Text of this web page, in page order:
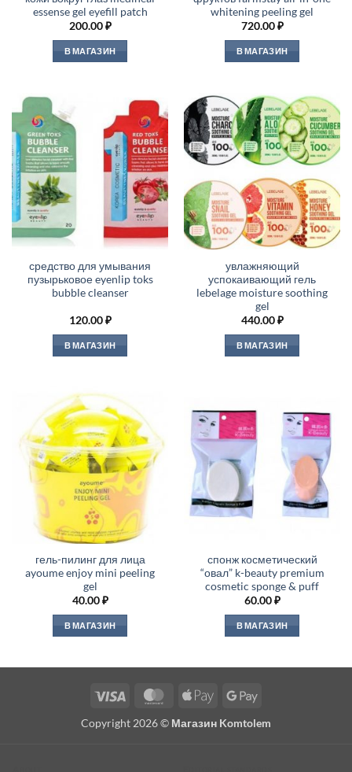
essense gel eyefill patch
200.00₽
В МАГАЗИН
whitening peeling gel
720.00₽
В МАГАЗИН
средство для умывания
пузырьковое eyenlip toks
bubble cleanser
120.00₽
В МАГАЗИН
увлажняющий
успокаивающий гель
lebelage moisture soothing
gel
440.00₽
В МАГАЗИН
гель-пилинг для лица
ayoume enjoy mini peeling
gel
40.00₽
В МАГАЗИН
спонж косметический
“овал” k-beauty premium
cosmetic sponge & puff
60.00₽
В МАГАЗИН
Visa MasterCardApple
Google
Copyright 2026 © Магазин Komtolem